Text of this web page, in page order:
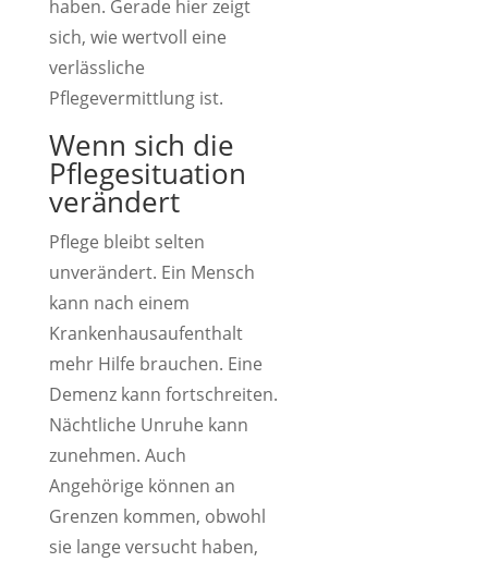
haben. Gerade hier zeigt
sich, wie wertvoll eine
verlässliche
Pflegevermittlung ist.
Wenn sich die
Pflegesituation
verändert
Pflege bleibt selten
unverändert. Ein Mensch
kann nach einem
Krankenhausaufenthalt
mehr Hilfe brauchen. Eine
Demenz kann fortschreiten.
Nächtliche Unruhe kann
zunehmen. Auch
Angehörige können an
Grenzen kommen, obwohl
sie lange versucht haben,